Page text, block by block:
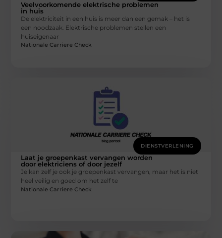
Veelvoorkomende elektrische problemen
in huis
De elektriciteit in een huis is meer dan een gemak – het is
een noodzaak. Elektrische problemen stellen een
huiseigenaar
Nationale Carriere Check
DIENSTVERLENING
Laat je groepenkast vervangen worden
door elektriciens of door jezelf
Je kan zelf je ook je groepenkast vervangen, maar het is niet
heel veilig en goed om het zelf te
Nationale Carriere Check